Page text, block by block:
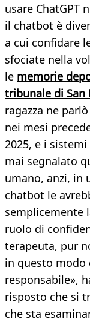
usare ChatGPT
il chatbot è
a cui confidare
sfociate nella
le memorie
tribunale di San
ragazza ne
nei mesi
2025, e i
mai segnalato
umano, anzi, in
chatbot le
semplicemente
ruolo di
terapeuta, pur
in questo modo
responsabile»,
risposto che si
che sta